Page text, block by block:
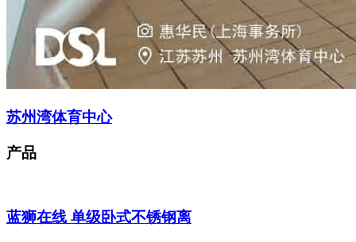
苏州湾体育中心
产品
蓝狮在线 单级卧式不锈钢离